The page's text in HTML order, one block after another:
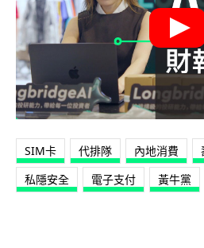
SIM卡 代排隊 內地消費
私隱安全
電子支付 黃牛黨